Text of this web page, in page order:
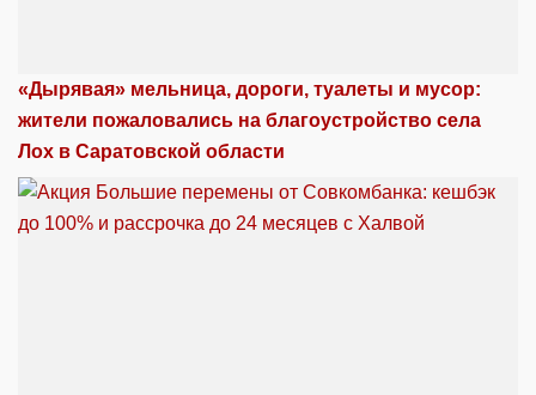
«Дырявая» мельница, дороги, туалеты и мусор:
жители пожаловались на благоустройство села
Лох в Саратовской области